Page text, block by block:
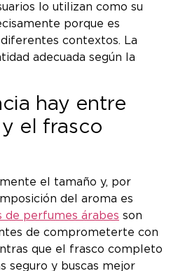
lo utilizan como su
porque es
contextos. La
adecuada según la
hay entre
el frasco
el tamaño y, por
del aroma es
de perfumes árabes son
de comprometerte con
que el frasco completo
seguro y buscas mejor